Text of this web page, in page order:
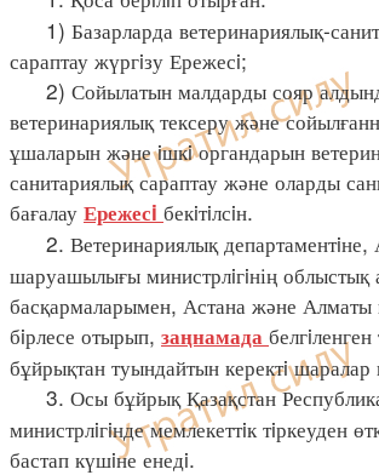
1) Базарларда ветеринариялық-
сараптау жүргiзу Ережесi;
2) Сойылатын малдарды сояр
ветеринариялық тексеру және
ұшаларын және iшкi органдарын
санитариялық сараптау және оларды
бағалау Ережесi бекiтiлсiн.
2. Ветеринариялық департаментiне,
шаруашылығы министрлiгiнің облыстық
басқармаларымен, Астана және Алматы
бiрлесе отырып, заңнамада
бұйрықтан туындайтын керектi
3. Осы бұйрық Қазақстан
министрлiгiнде мемлекеттiк тiркеуден
бастап күшiне енедi.